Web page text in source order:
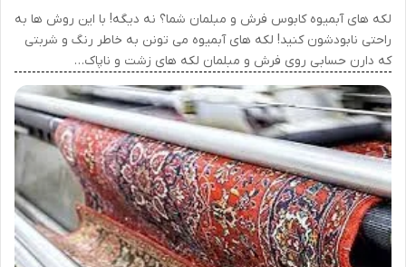
لکه های آبمیوه کابوس فرش و مبلمان شما؟ نه دیگه! با این روش ها به
راحتی نابودشون کنید! لکه های آبمیوه می تونن به خاطر رنگ و شربتی
که دارن حسابی روی فرش و مبلمان لکه های زشت و ناپاک…